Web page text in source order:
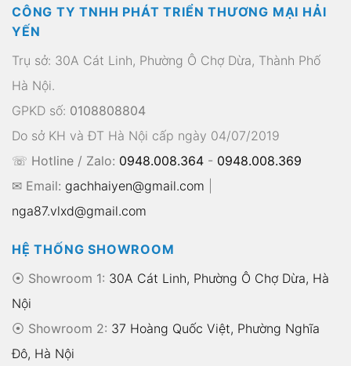
CÔNG TY TNHH PHÁT TRIỂN THƯƠNG MẠI HẢI
YẾN
Trụ sở: 30A Cát Linh, Phường Ô Chợ Dừa, Thành Phố
Hà Nội.
GPKD số: 0108808804
Do sở KH và ĐT Hà Nội cấp ngày 04/07/2019
☏ Hotline / Zalo: 0948.008.364 - 0948.008.369
✉ Email: gachhaiyen@gmail.com
nga87.vlxd@gmail.com
HỆ THỐNG SHOWROOM
⦿ Showroom 1: 30A Cát Linh, Phường Ô Chợ Dừa, Hà
Nội
⦿ Showroom 2: 37 Hoàng Quốc Việt, Phường Nghĩa
Đô, Hà Nội